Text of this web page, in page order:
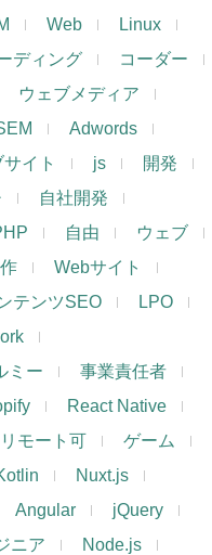
Web
Linux
ディング
コーダー
ウェブメディア
Adwords
イト js
開発
自社開発
自由
ウェブ
Webサイト
テンツSEO
LPO
ミー
事業責任者
React Native
リモート可
ゲーム
Nuxt.js
Angular
jQuery
ニア
Node.js